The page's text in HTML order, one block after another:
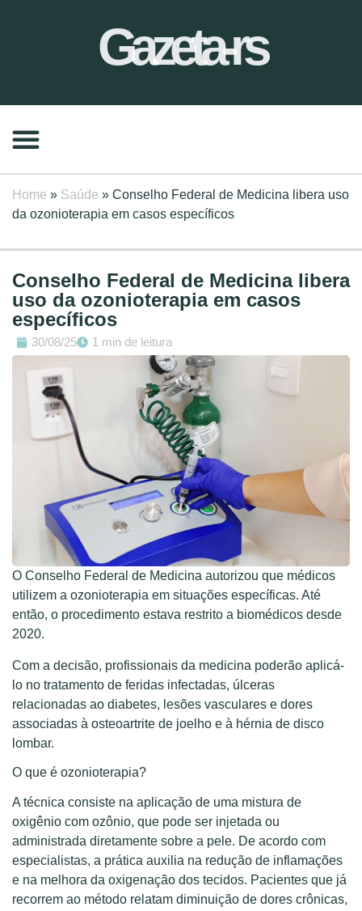
Gazeta-rs
Home » Saúde » Conselho Federal de Medicina libera uso
da ozonioterapia em casos específicos
Conselho Federal de Medicina libera
uso da ozonioterapia em casos
específicos
30/08/25 1 min de leitura
O Conselho Federal de Medicina autorizou que médicos
utilizem a ozonioterapia em situações específicas. Até
então, o procedimento estava restrito a biomédicos desde
2020.
Com a decisão, profissionais da medicina poderão aplicá-
lo no tratamento de feridas infectadas, úlceras
relacionadas ao diabetes, lesões vasculares e dores
associadas à osteoartrite de joelho e à hérnia de disco
lombar.
O que é ozonioterapia?
A técnica consiste na aplicação de uma mistura de
oxigênio com ozônio, que pode ser injetada ou
administrada diretamente sobre a pele. De acordo com
especialistas, a prática auxilia na redução de inflamações
e na melhora da oxigenação dos tecidos. Pacientes que já
recorrem ao método relatam diminuição de dores crônicas,